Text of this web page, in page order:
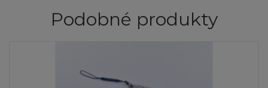
Podobné produkty